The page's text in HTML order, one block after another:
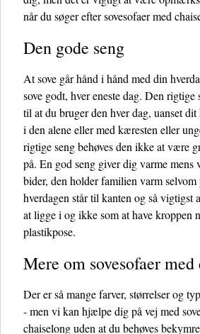
når du søger efter sovesofaer med
Den gode seng
At sove går hånd i hånd med din
sove godt, hver eneste dag. Den
til at du bruger den hver dag, uanset
i den alene eller med kæresten eller
rigtige seng behøves den ikke at være
på. En god seng giver dig varme mens
bider, den holder familien varm selvom
hverdagen står til kanten og så vigtigst
at ligge i og ikke som at have kroppen
plastikpose.
Mere om sovesofaer
Der er så mange farver, størrelser og
- men vi kan hjælpe dig på vej med
chaiselong uden at du behøves